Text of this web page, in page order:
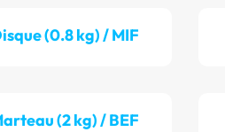
(0.8 kg) / MIF
(2 kg) / BEF